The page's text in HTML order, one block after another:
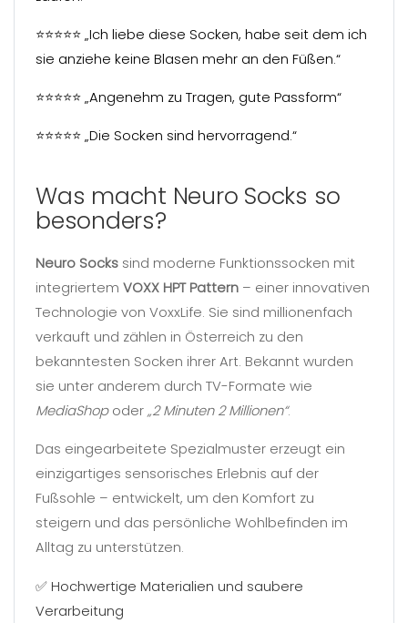
⭐⭐⭐⭐⭐ „Ich liebe diese Socken, habe seit dem ich
sie anziehe keine Blasen mehr an den Füßen.“
⭐⭐⭐⭐⭐ „Angenehm zu Tragen, gute Passform“
⭐⭐⭐⭐⭐ „Die Socken sind hervorragend.“
Was macht Neuro Socks so
besonders?
Neuro Socks sind moderne Funktionssocken mit
integriertemVOXX HPT Pattern – einer innovativen
Technologie von VoxxLife. Sie sind millionenfach
verkauft und zählen in Österreich zu den
bekanntesten Socken ihrer Art. Bekannt wurden
sie unter anderem durch TV-Formate wie
MediaShopoder„2 Minuten 2 Millionen“.
Das eingearbeitete Spezialmuster erzeugt ein
einzigartiges sensorisches Erlebnis auf der
Fußsohle – entwickelt, um den Komfort zu
steigern und das persönliche Wohlbefinden im
Alltag zu unterstützen.
✅ Hochwertige Materialien und saubere
Verarbeitung